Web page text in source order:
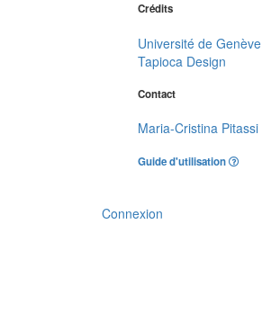
Crédits
Université de Genève
Tapioca Design
Contact
Maria-Cristina Pitassi
Guide d'utilisation
Connexion